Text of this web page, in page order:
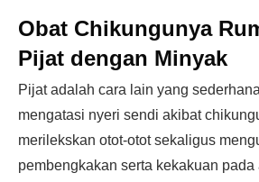
Obat Chikungunya
Pijat dengan Minyak
Pijat adalah cara lain yang
mengatasi nyeri sendi akibat
merilekskan otot-otot sekaligus
pembengkakan serta kekakuan pada